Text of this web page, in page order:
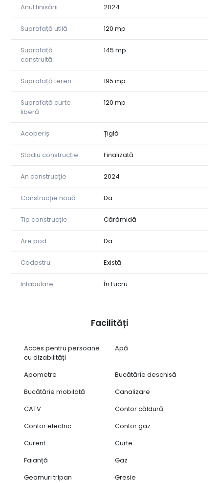
Anul finisării 2024
Suprafață utilă 120 mp
Suprafață
construită
145 mp
Suprafață teren 195 mp
Suprafață curte
liberă
120 mp
Acoperiș Țiglă
Stadiu construcție Finalizată
An construcție 2024
Construcție nouă Da
Tip construcție Cărămidă
Are pod Da
Cadastru Există
Intabulare În Lucru
Facilități
Acces pentru persoane
cu dizabilități
Apă
Apometre
Bucătărie deschisă
Bucătărie mobilată
Canalizare
CATV
Contor căldură
Contor electric
Contor gaz
Curent
Curte
Faianță
Gaz
Geamuri tripan
Gresie